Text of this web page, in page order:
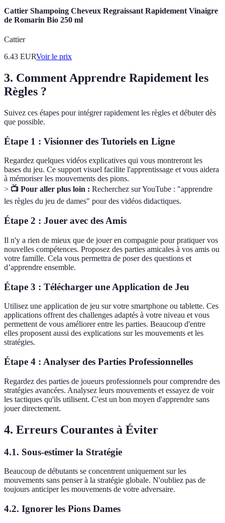
Cattier Shampoing Cheveux Regraissant Rapidement Vinaigre
de Romarin Bio 250 ml
Cattier
6.43 EURVoir le prix
3. Comment Apprendre Rapidement les
Règles ?
Suivez ces étapes pour intégrer rapidement les règles et débuter dès
que possible.
Étape 1 : Visionner des Tutoriels en Ligne
Regardez quelques vidéos explicatives qui vous montreront les
bases du jeu. Ce support visuel facilite l'apprentissage et vous aidera
à mémoriser les mouvements des pions.
> 📺 Pour aller plus loin : Recherchez sur YouTube : "apprendre
les règles du jeu de dames" pour des vidéos didactiques.
Étape 2 : Jouer avec des Amis
Il n'y a rien de mieux que de jouer en compagnie pour pratiquer vos
nouvelles compétences. Proposez des parties amicales à vos amis ou
votre famille. Cela vous permettra de poser des questions et
d’apprendre ensemble.
Étape 3 : Télécharger une Application de Jeu
Utilisez une application de jeu sur votre smartphone ou tablette. Ces
applications offrent des challenges adaptés à votre niveau et vous
permettent de vous améliorer entre les parties. Beaucoup d'entre
elles proposent aussi des explications sur les mouvements et les
stratégies.
Étape 4 : Analyser des Parties Professionnelles
Regardez des parties de joueurs professionnels pour comprendre des
stratégies avancées. Analysez leurs mouvements et essayez de voir
les tactiques qu'ils utilisent. C'est un bon moyen d'apprendre sans
jouer directement.
4. Erreurs Courantes à Éviter
4.1. Sous-estimer la Stratégie
Beaucoup de débutants se concentrent uniquement sur les
mouvements sans penser à la stratégie globale. N'oubliez pas de
toujours anticiper les mouvements de votre adversaire.
4.2. Ignorer les Pions Dames